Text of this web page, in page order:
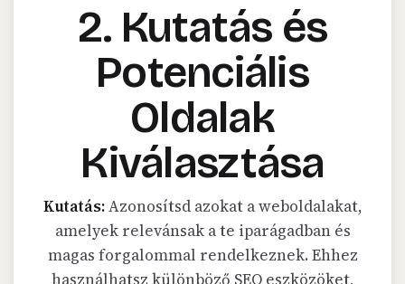
2. Kutatás és
Potenciális
Oldalak
Kiválasztása
Kutatás:Azonosítsd azokat a weboldalakat,
amelyek relevánsak a te iparágadban és
magas forgalommal rendelkeznek. Ehhez
használhatsz különböző SEO eszközöket,